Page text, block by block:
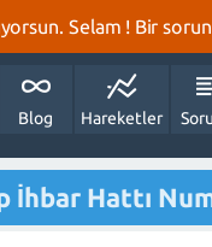
Selam ! Bir
Blog Hareketler
İhbar Hattı